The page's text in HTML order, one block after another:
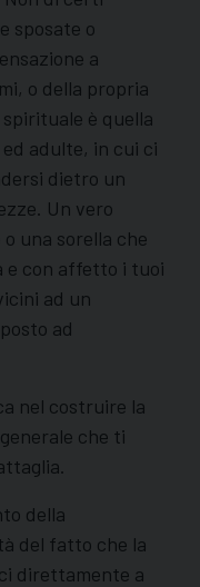
sposate o
a
o della propria
spirituale è quella
adulte, in cui ci
dietro un
Un vero
una sorella che
e con affetto i tuoi
ad un
ad
nel costruire la
che ti
della
del fatto che la
direttamente a